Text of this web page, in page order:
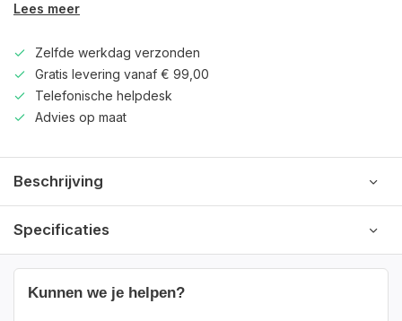
Lees meer
Zelfde werkdag verzonden
Gratis levering vanaf € 99,00
Telefonische helpdesk
Advies op maat
Beschrijving
Specificaties
Kunnen we je helpen?